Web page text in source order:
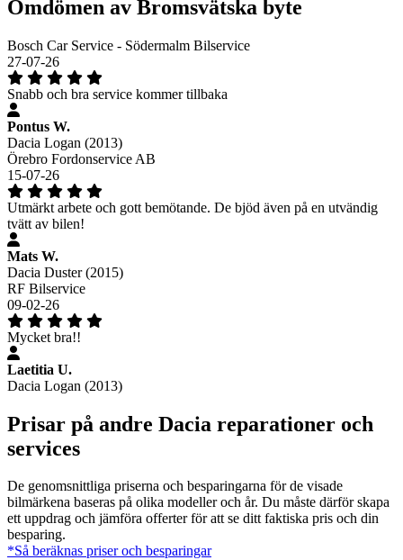
Omdömen av Bromsvätska byte
Bosch Car Service - Södermalm Bilservice
27-07-26
Snabb och bra service kommer tillbaka
Pontus W.
Dacia Logan (2013)
Örebro Fordonservice AB
15-07-26
Utmärkt arbete och gott bemötande. De bjöd även på en utvändig
tvätt av bilen!
Mats W.
Dacia Duster (2015)
RF Bilservice
09-02-26
Mycket bra!!
Laetitia U.
Dacia Logan (2013)
Prisar på andre Dacia reparationer och
services
De genomsnittliga priserna och besparingarna för de visade
bilmärkena baseras på olika modeller och år. Du måste därför skapa
ett uppdrag och jämföra offerter för att se ditt faktiska pris och din
besparing.
*Så beräknas priser och besparingar